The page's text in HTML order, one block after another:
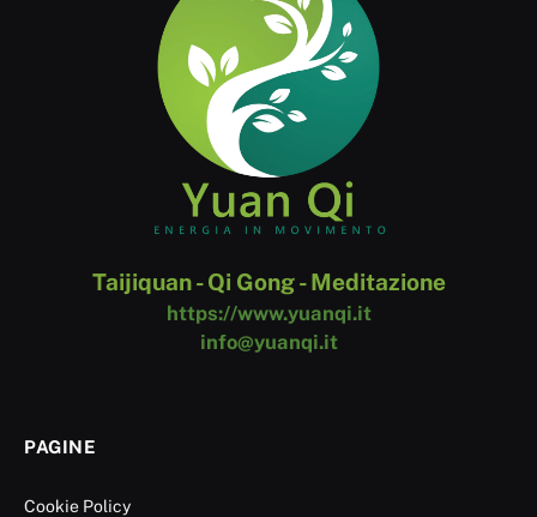
Taijiquan - Qi Gong - Meditazione
https://www.yuanqi.it
info@yuanqi.it
PAGINE
Cookie Policy